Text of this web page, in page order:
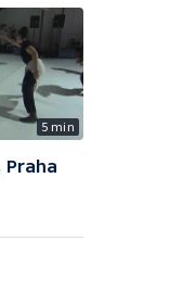
5 min
Praha